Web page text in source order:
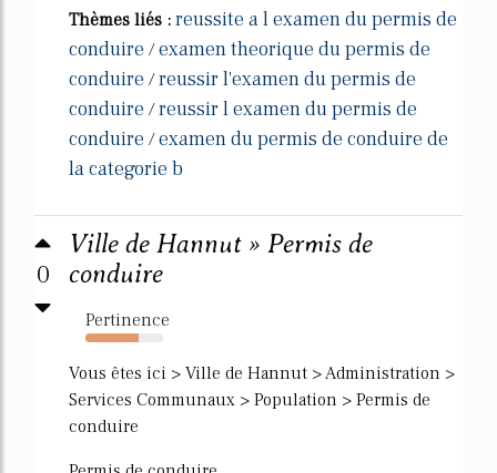
Thèmes liés : reussite a l examen du permis de
conduire /examen theorique du permis de
conduire /reussir l'examen du permis de
conduire /reussir l examen du permis de
conduire /examen du permis de conduire de
la categorie b
0
Ville de Hannut » Permis de
conduire
Pertinence
68%
Vous êtes ici > Ville de Hannut > Administration >
Services Communaux > Population > Permis de
conduire